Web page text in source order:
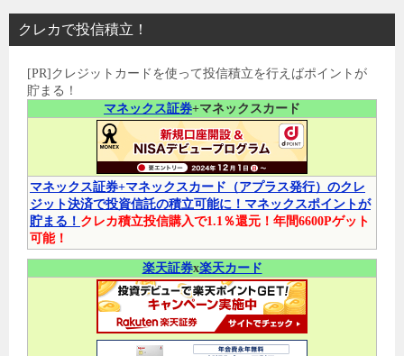
クレカで投信積立！
[PR]クレジットカードを使って投信積立を行えばポイントが
貯まる！
マネックス証券+マネックスカード
マネックス証券+マネックスカード（アプラス発行）のクレ
ジット決済で投資信託の積立可能に！マネックスポイントが
貯まる！ クレカ積立投信購入で1.1％還元！年間6600Pゲット
可能！
楽天証券x楽天カード